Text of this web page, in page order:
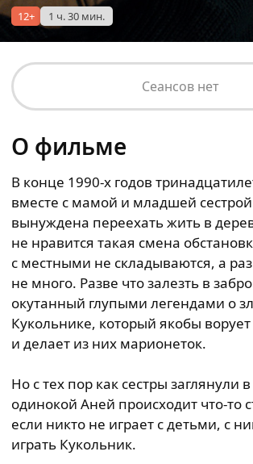
12+ 1 ч. 30 мин.
Сеансов нет
О фильме
В конце 1990-х годов
вместе с мамой и младшей
вынуждена переехать жить в
не нравится такая смена
с местными не складываются, а
не много. Разве что залезть в
окутанный глупыми легендами о
Кукольнике, который якобы
и делает из них марионеток.
Но с тех пор как сестры заглянули
одинокой Аней происходит что-то
если никто не играет с детьми, с
играть Кукольник.